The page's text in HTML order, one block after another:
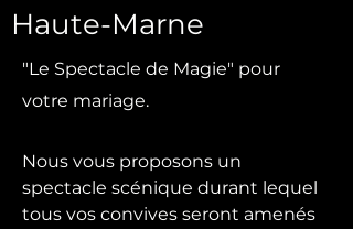
Haute-Marne
"Le Spectacle de Magie" pour
votre mariage.
Nous vous proposons un
spectacle scénique durant lequel
tous vos convives seront amenés